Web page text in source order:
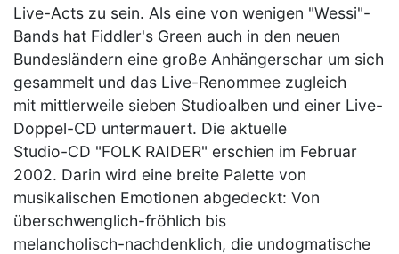
Live-Acts zu sein. Als eine von wenigen "Wessi"-
Bands hat Fiddler's Green auch in den neuen
Bundesländern eine große Anhängerschar um sich
gesammelt und das Live-Renommee zugleich
mit mittlerweile sieben Studioalben und einer Live-
Doppel-CD untermauert. Die aktuelle
Studio-CD "FOLK RAIDER" erschien im Februar
2002. Darin wird eine breite Palette von
musikalischen Emotionen abgedeckt: Von
überschwenglich-fröhlich bis
melancholisch-nachdenklich, die undogmatische